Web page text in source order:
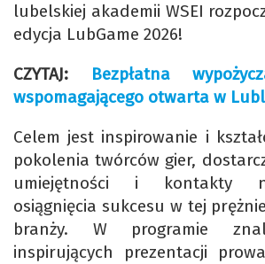
lubelskiej akademii WSEI
edycja LubGame 2026!
CZYTAJ:
Bezpłatna
wspomagającego otwarta w
Celem jest inspirowanie i
pokolenia twórców gier,
umiejętności i kontakty
osiągnięcia sukcesu w tej
branży. W programie
inspirujących prezentacji